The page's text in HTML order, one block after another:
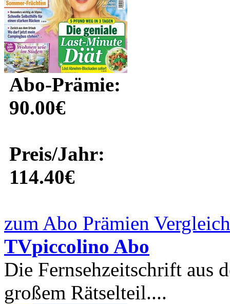
Abo-Prämie:
90.00€
Preis/Jahr:
114.40€
zum Abo Prämien
TVpiccolino Abo
Die Fernsehzeitschrift aus
großem Rätselteil....